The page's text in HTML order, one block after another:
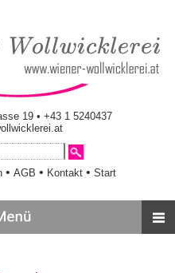
19 • +43 1 5240437
•AGB • Kontakt •Start